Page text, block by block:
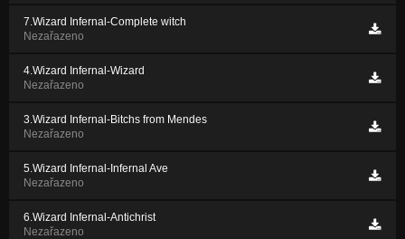
7.Wizard Infernal-Complete witch
Nezařazeno
4.Wizard Infernal-Wizard
Nezařazeno
3.Wizard Infernal-Bitchs from Mendes
Nezařazeno
5.Wizard Infernal-Infernal Ave
Nezařazeno
6.Wizard Infernal-Antichrist
Nezařazeno